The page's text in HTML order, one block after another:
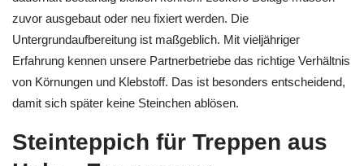
zuvor ausgebaut oder neu fixiert werden. Die
Untergrundaufbereitung ist maßgeblich. Mit vieljähriger
Erfahrung kennen unsere Partnerbetriebe das richtige Verhältnis
von Körnungen und Klebstoff. Das ist besonders entscheidend,
damit sich später keine Steinchen ablösen.
Steinteppich für Treppen aus